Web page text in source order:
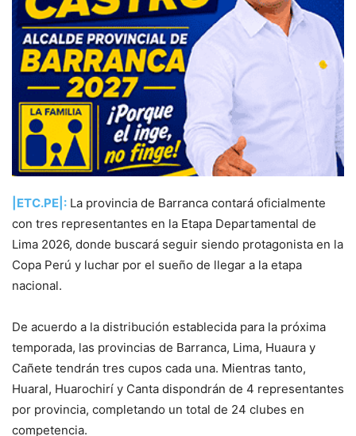
|ETC.PE|: La provincia de Barranca contará oficialmente
con tres representantes en la Etapa Departamental de
Lima 2026, donde buscará seguir siendo protagonista en la
Copa Perú y luchar por el sueño de llegar a la etapa
nacional.
De acuerdo a la distribución establecida para la próxima
temporada, las provincias de Barranca, Lima, Huaura y
Cañete tendrán tres cupos cada una. Mientras tanto,
Huaral, Huarochirí y Canta dispondrán de 4 representantes
por provincia, completando un total de 24 clubes en
competencia.